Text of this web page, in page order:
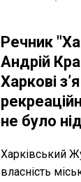
Речник
Андрій
Харкові
не було
Харківський
власність